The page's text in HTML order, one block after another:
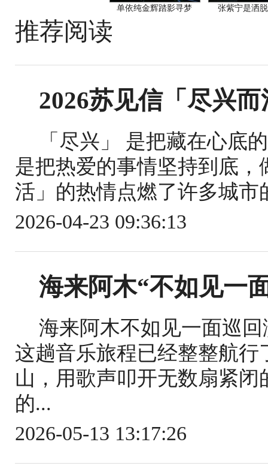
单依纯金辉踏影寻梦 张紫宁是洒
推荐阅读
2026苏见信「尽兴
「尽兴」 是把藏在心底
是把热爱的事情坚持到底，
活」的热情点燃了许多城市
2026-04-23 09:36:13
海来阿木“不如见一
海来阿木不如见一面巡
这趟音乐旅程已经整整航
山，用歌声叩开无数扇紧
的...
2026-05-13 13:17:26